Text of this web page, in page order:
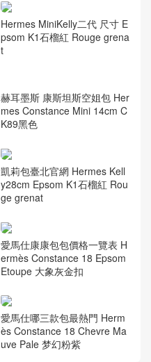
ermes Bolide 27cm k1石榴紅
Rouge grenat
Hermes MiniKelly二代 尺寸 E
psom K1石榴紅 Rouge grena
t
赫耳墨斯 康斯坦斯空姐包 Her
mes Constance Mini 14cm C